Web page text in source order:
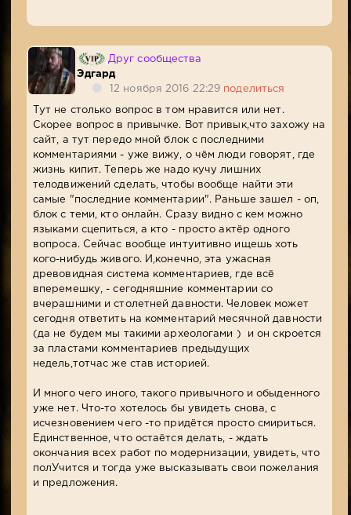
Друг сообщества
Эдгард
12 ноября 2016 22:29 поделиться
Тут не столько вопрос в том нравится или нет.
Скорее вопрос в привычке. Вот привык,что захожу на
сайт, а тут передо мной блок с последними
комментариями - уже вижу, о чём люди говорят, где
жизнь кипит. Теперь же надо кучу лишних
телодвижений сделать, чтобы вообще найти эти
самые "последние комментарии". Раньше зашел - оп,
блок с теми, кто онлайн. Сразу видно с кем можно
языками сцепиться, а кто - просто актёр одного
вопроса. Сейчас вообще интуитивно ищешь хоть
кого-нибудь живого. И,конечно, эта ужасная
древовидная система комментариев, где всё
вперемешку, - сегодняшние комментарии со
вчерашними и столетней давности. Человек может
сегодня ответить на комментарий месячной давности
(да не будем мы такими археологами ) и он скроется
за пластами комментариев предыдущих
недель,тотчас же став историей.
И много чего иного, такого привычного и обыденного
уже нет. Что-то хотелось бы увидеть снова, с
исчезновением чего -то придётся просто смириться.
Единственное, что остаётся делать, - ждать
окончания всех работ по модернизации, увидеть, что
полУчится и тогда уже высказывать свои пожелания
и предложения.